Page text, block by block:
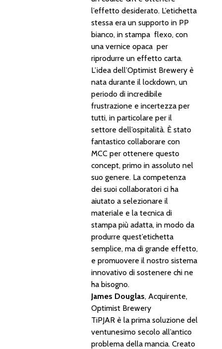
l’effetto desiderato. L’etichetta
stessa era un supporto in PP
bianco, in stampa flexo, con
una vernice opaca per
riprodurre un effetto carta.
L’idea dell’Optimist Brewery è
nata durante il lockdown, un
periodo di incredibile
frustrazione e incertezza per
tutti, in particolare per il
settore dell’ospitalità. È stato
fantastico collaborare con
MCC per ottenere questo
concept, primo in assoluto nel
suo genere. La competenza
dei suoi collaboratori ci ha
aiutato a selezionare il
materiale e la tecnica di
stampa più adatta, in modo da
produrre quest’etichetta
semplice, ma di grande effetto,
e promuovere il nostro sistema
innovativo di sostenere chi ne
ha bisogno.
James Douglas, Acquirente,
Optimist Brewery
TiPJAR è la prima soluzione del
ventunesimo secolo all’antico
problema della mancia. Creato